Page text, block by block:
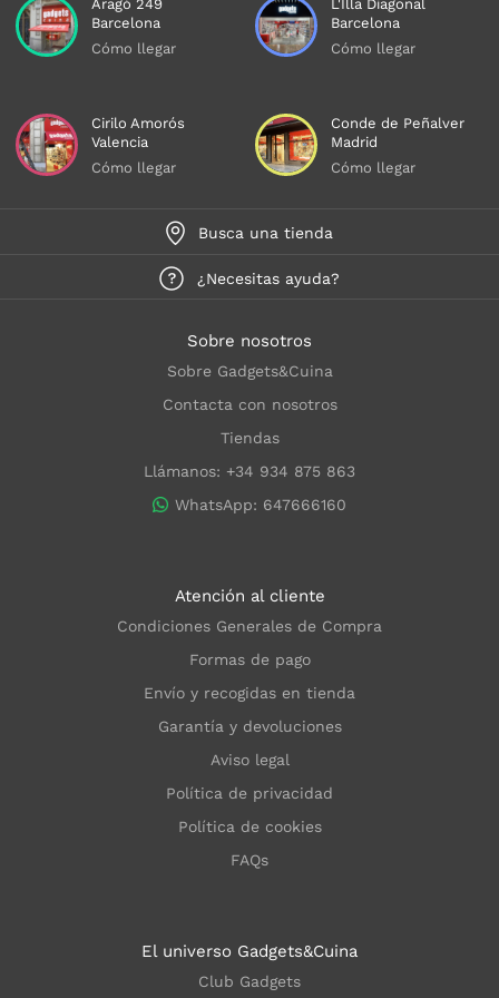
Aragó 249
Barcelona
Cómo llegar
L'Illa Diagonal
Barcelona
Cómo llegar
Cirilo Amorós
Valencia
Cómo llegar
Conde de Peñalver
Madrid
Cómo llegar
Busca una tienda
¿Necesitas ayuda?
Sobre nosotros
Sobre Gadgets&Cuina
Contacta con nosotros
Tiendas
Llámanos: +34 934 875 863
WhatsApp: 647666160
Atención al cliente
Condiciones Generales de Compra
Formas de pago
Envío y recogidas en tienda
Garantía y devoluciones
Aviso legal
Política de privacidad
Política de cookies
FAQs
El universo Gadgets&Cuina
Club Gadgets